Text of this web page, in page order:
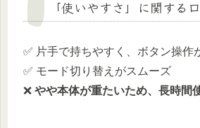
「使いやすさ」に関する
✅ 片手で持ちやすく、ボタン操作
✅ モード切り替えがスムーズ
❌ やや本体が重たいため、長時間